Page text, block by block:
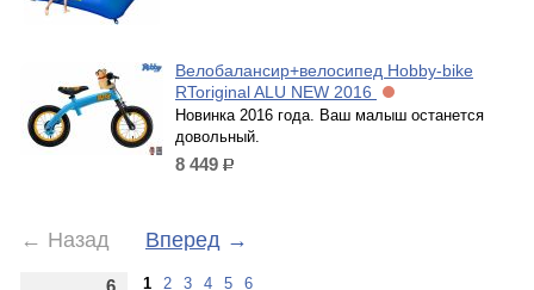
Велобалансир+велосипед Hobby-bike
RToriginal ALU NEW 2016
Новинка 2016 года. Ваш малыш останется
довольный.
8 449 р.
← Назад Вперед →
6 1 2 3 4 5 6